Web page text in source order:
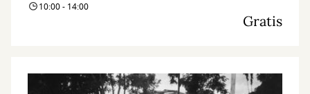
10:00 - 14:00
Gratis